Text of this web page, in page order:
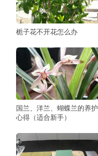
栀子花不开花怎么办
国兰、洋兰、蝴蝶兰的养护
心得（适合新手）